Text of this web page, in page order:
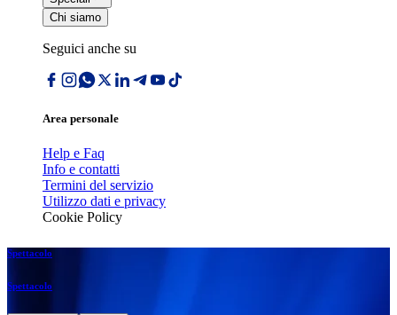
Chi siamo
Seguici anche su
Area personale
Help e Faq
Info e contatti
Termini del servizio
Utilizzo dati e privacy
Cookie Policy
Spettacolo
Spettacolo